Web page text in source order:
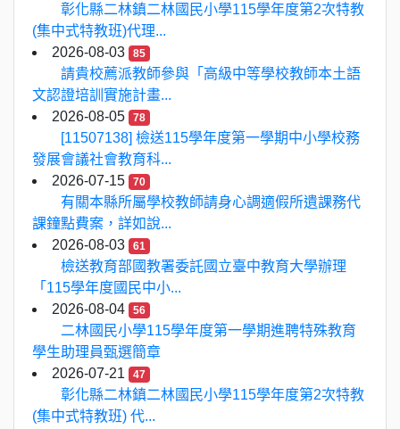
彰化縣二林鎮二林國民小學115學年度第2次特教
(集中式特教班)代理...
2026-08-03
85
請貴校薦派教師參與「高級中等學校教師本土語
文認證培訓實施計畫...
2026-08-05
78
[11507138] 檢送115學年度第一學期中小學校務
發展會議社會教育科...
2026-07-15
70
有關本縣所屬學校教師請身心調適假所遺課務代
課鐘點費案，詳如說...
2026-08-03
61
檢送教育部國教署委託國立臺中教育大學辦理
「115學年度國民中小...
2026-08-04
56
二林國民小學115學年度第一學期進聘特殊教育
學生助理員甄選簡章
2026-07-21
47
彰化縣二林鎮二林國民小學115學年度第2次特教
(集中式特教班) 代...